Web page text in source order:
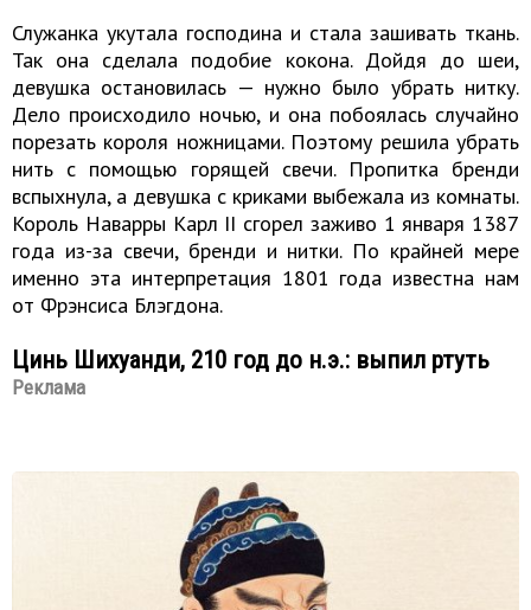
Служанка укутала господина и стала зашивать ткань.
Так она сделала подобие кокона. Дойдя до шеи,
девушка остановилась — нужно было убрать нитку.
Дело происходило ночью, и она побоялась случайно
порезать короля ножницами. Поэтому решила убрать
нить с помощью горящей свечи. Пропитка бренди
вспыхнула, а девушка с криками выбежала из комнаты.
Король Наварры Карл II сгорел заживо 1 января 1387
года из-за свечи, бренди и нитки. По крайней мере
именно эта интерпретация 1801 года известна нам
от Фрэнсиса Блэгдона.
Цинь Шихуанди, 210 год до н.э.: выпил ртуть
Реклама